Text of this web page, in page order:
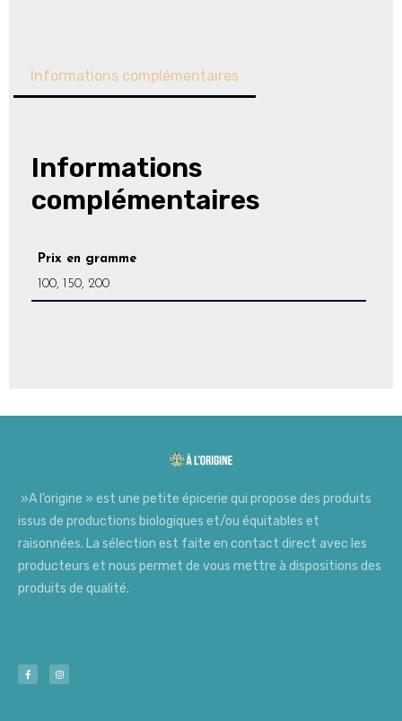
Informations complémentaires
Informations
complémentaires
Prix en gramme
100, 150, 200
»A l’origine » est une petite épicerie qui propose des produits
issus de productions biologiques et/ou équitables et
raisonnées. La sélection est faite en contact direct avec les
producteurs et nous permet de vous mettre à dispositions des
produits de qualité.